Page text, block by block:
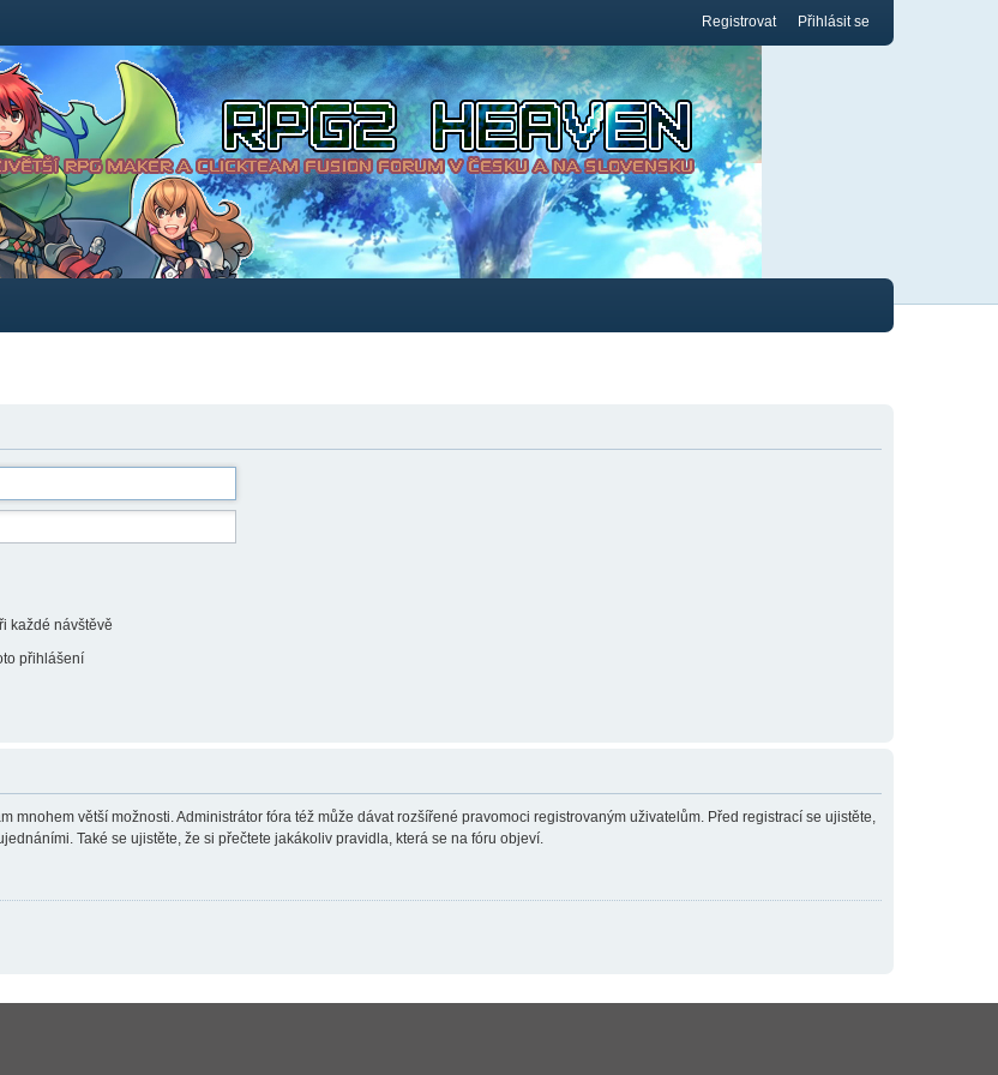
Registrovat Přihlásit se
každé návštěvě
přihlášení
mnohem větší možnosti. Administrátor fóra též může dávat rozšířené pravomoci registrovaným uživatelům. Před registrací se ujistěte,
Také se ujistěte, že si přečtete jakákoliv pravidla, která se na fóru objeví.